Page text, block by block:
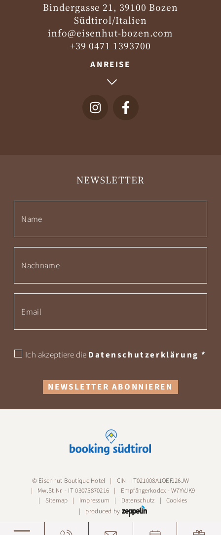
Bindergasse 21, 39100 Bozen
Südtirol/Italien
info@eisenhut-bozen.com
+39 0471 1393700
ANREISE
NEWSLETTER
Ich akzeptiere die Datenschutzerklärung*
NEWSLETTER ABONNIEREN
© Eisenhut Boutique Hotel
CIN - IT021008A1OEFJ26JW
Mw.St.Nr. - IT 03075870216
Empfängerkodex - W7YVJK9
Sitemap
Impressum Datenschutz
Cookies
produced by